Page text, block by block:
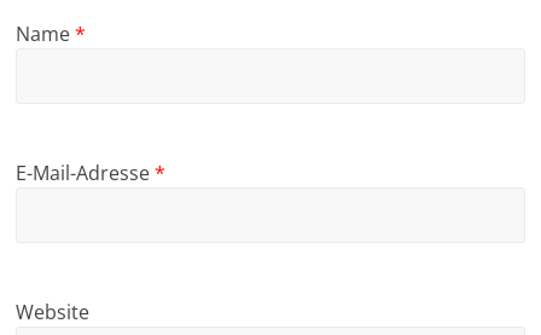
Name*
E-Mail-Adresse*
Website